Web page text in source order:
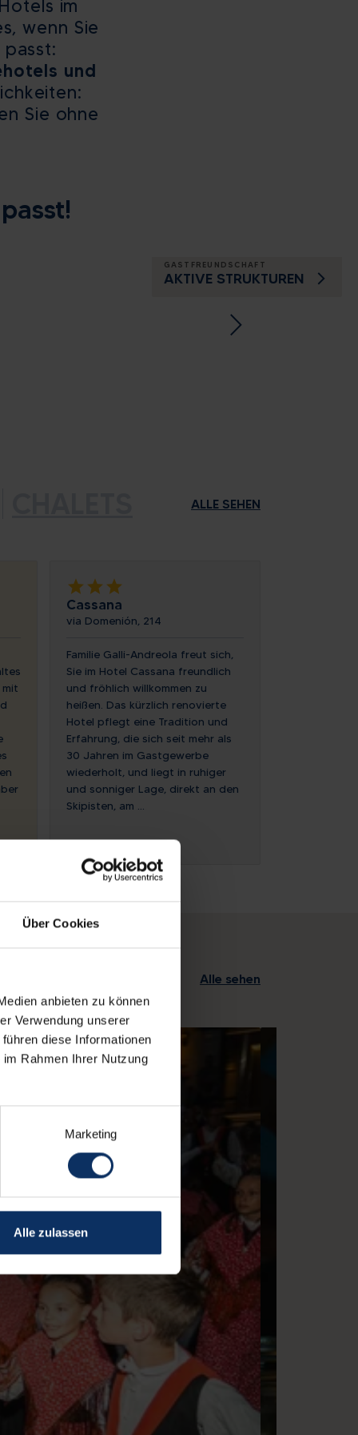
Über Cookies
anbieten zu können
Verwendung unserer
diese Informationen
Rahmen Ihrer Nutzung
Marketing
Alle zulassen
9
16
23
30
6
im
wenn Sie
und
Sie ohne
GASTFREUNDSCHAFT
AKTIVE STRUKTUREN
ALLE SEHEN
star star star
Cassana
via Domenión, 214
Familie Galli-Andreola freut sich,
Sie im Hotel Cassana freundlich
und fröhlich willkommen zu
heißen. Das kürzlich renovierte
Hotel pflegt eine Tradition und
Erfahrung, die sich seit mehr als
30 Jahren im Gastgewerbe
wiederholt, und liegt in ruhiger
und sonniger Lage, direkt an den
Skipisten, am ...
Alle sehen